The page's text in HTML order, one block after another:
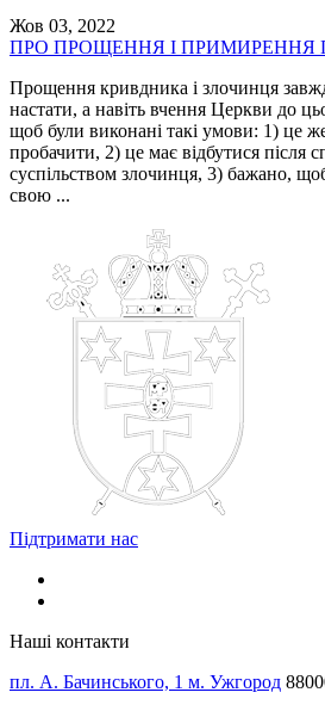
Жов 03, 2022
ПРО ПРОЩЕННЯ І ПРИМИРЕННЯ
Прощення кривдника і злочинця
настати, а навіть вчення Церкви до
щоб були виконані такі умови: 1) це
пробачити, 2) це має відбутися після
суспільством злочинця, 3) бажано,
свою ...
Підтримати нас
Наші контакти
пл. А. Бачинського, 1 м. Ужгород